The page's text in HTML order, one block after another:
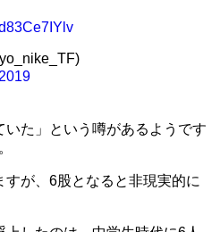
た」という噂があるようです
が、6股となると非現実的に